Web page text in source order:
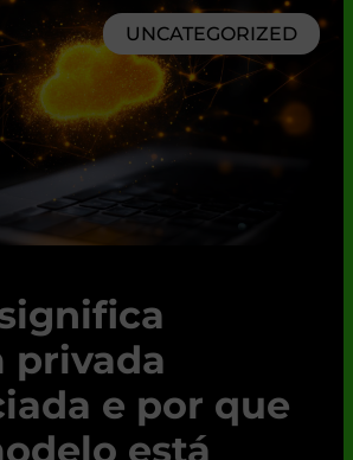
UNCATEGORIZED
privada
e por que
está